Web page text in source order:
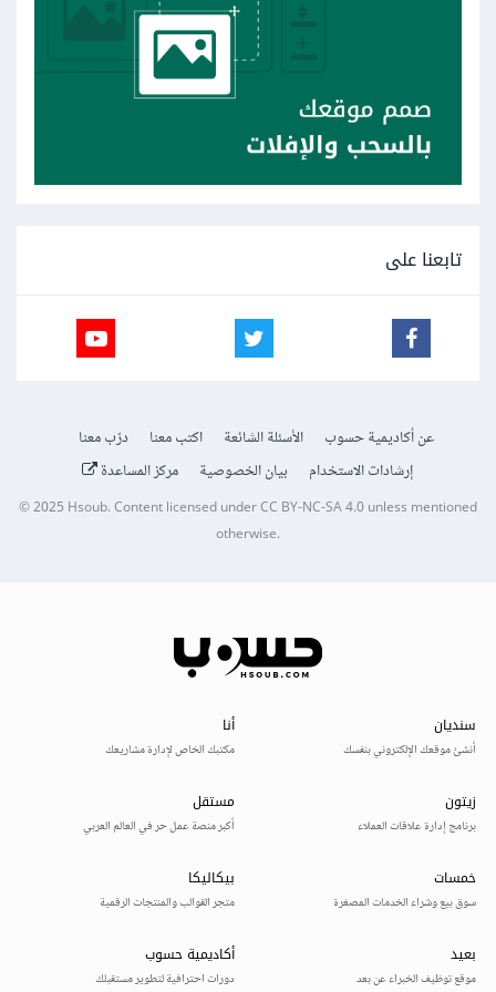
تابعنا على
عن أكاديمية حسوب الأسئلة الشائعة اكتب معنا
درّب معنا
إرشادات الاستخدام
بيان الخصوصية مركز المساعدة
© 2025Hsoub.Content licensed underCC BY-NC-SA 4.0unless mentioned
otherwise.